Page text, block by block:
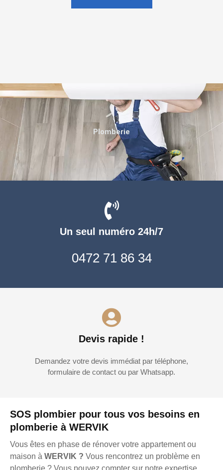
SOS plombier pour tous vos besoins en
plomberie à WERVIK
Vous êtes en phase de rénover votre appartement ou
maison à WERVIK ? Vous rencontrez un problème en
Un seul numéro 24h/7
0472 71 86 34
Devis rapide !
Demandez votre devis immédiat par téléphone,
formulaire de contact ou par Whatsapp.
Plomberie